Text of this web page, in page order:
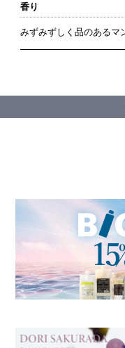
香り
みずみずしく品のあるマ